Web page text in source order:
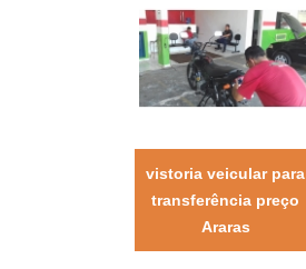
vistoria veicular para
transferência preço
Araras